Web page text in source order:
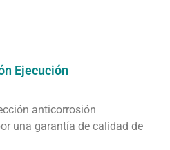
Ejecución
anticorrosión
una garantía de calidad de